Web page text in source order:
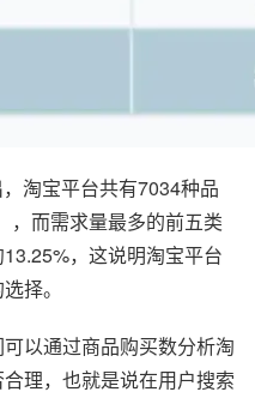
淘宝平台共有7034种品
，而需求量最多的前五类
，这说明淘宝平台
择。
以通过商品购买数分析淘
理，也就是说在用户搜索